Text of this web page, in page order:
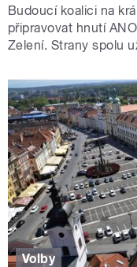
Budoucí koalici na
připravovat hnutí
Zelení. Strany spolu
Volby